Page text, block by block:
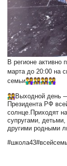
В регионе активно
марта до 20:00 на
семьи
Выходной день
Президента РФ
солнце.Приходят
супругами,
другими родными